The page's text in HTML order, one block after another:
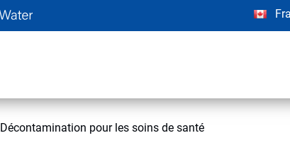
Décontamination pour les soins de santé​​​​​​​